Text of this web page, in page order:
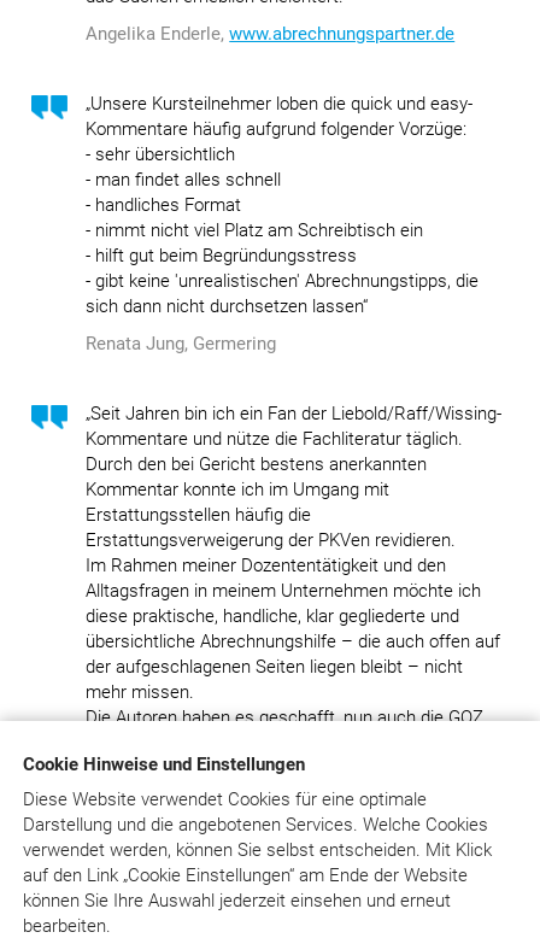
Cookie Hinweise und Einstellungen
Diese Website verwendet Cookies für eine optimale
Darstellung und die angebotenen Services. Welche Cookies
verwendet werden, können Sie selbst entscheiden. Mit Klick
aufden Link „Cookie Einstellungen“ am Ende der Website
können Sie Ihre Auswahl jederzeit einsehen und erneut
bearbeiten.
Angelika Enderle,www.abrechnungspartner.de
„Unsere Kursteilnehmer loben die quick und easy-
Kommentare häufig aufgrund folgender Vorzüge:
- sehr übersichtlich
- man findet alles schnell
- handliches Format
- nimmt nicht viel Platz am Schreibtisch ein
- hilft gut beim Begründungsstress
- gibt keine 'unrealistischen' Abrechnungstipps, die
sich dann nicht durchsetzen lassen“
Renata Jung, Germering
„Seit Jahren bin ich ein Fan der Liebold/Raff/Wissing-
Kommentare und nütze die Fachliteratur täglich.
Durch den bei Gericht bestens anerkannten
Kommentar konnte ich im Umgang mit
Erstattungsstellen häufig die
Erstattungsverweigerung der PKVen revidieren.
Im Rahmen meiner Dozententätigkeit und den
Alltagsfragen in meinem Unternehmen möchte ich
diese praktische, handliche, klar gegliederte und
übersichtliche Abrechnungshilfe – die auch offen auf
der aufgeschlagenen Seiten liegen bleibt – nicht
mehr missen.
Die Autoren haben es geschafft, nun auch die GOZ
Leistungen kompakt in diesem kleinen aber feinen
Werk klar zu definieren. Ich denke, dieses
Nachschlagewerk, wie auch BEMA quick & easy,
sollte in keiner Praxis fehlen. Im Rahmen der PKV-
Erstattungsproblematik, bei Erstellung von
Seminarhandbüchern oder im Rahmen von Gutachten
weiche ich auf den großen Online-Kommentar aus,